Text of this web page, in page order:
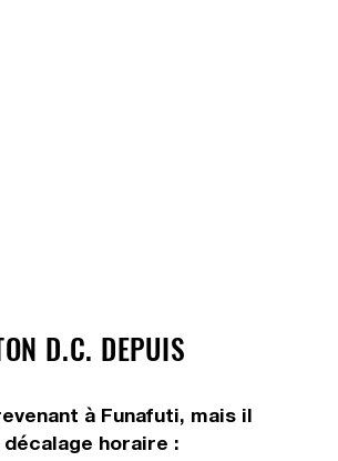
D.C. DEPUIS
à Funafuti, mais il
horaire :